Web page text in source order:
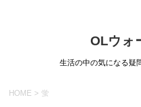
OLウォ
生活の中の気になる疑
HOME > 蛍